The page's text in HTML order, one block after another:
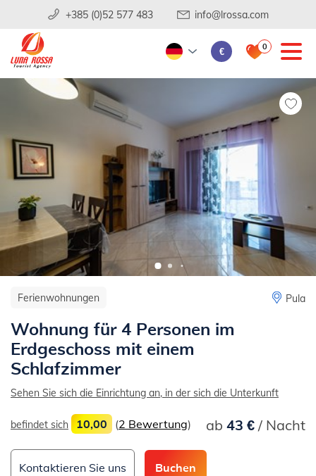
+385 (0)52 577 483 info@lrossa.com
€ 0
Ferienwohnungen Pula
Wohnung für 4 Personen im
Erdgeschoss mit einem
Schlafzimmer
Sehen Sie sich die Einrichtung an, in der sich die Unterkunft
befindet sich 10,00 (2 Bewertung) ab 43 €/ Nacht
Kontaktieren Sie uns Buchen